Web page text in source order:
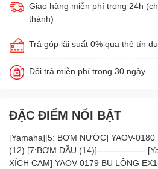
Giao hàng miễn phí trong 24h
thành)
Trả góp lãi suất 0% qua thẻ tín
Đổi trả miễn phí trong 30 ngày
ĐẶC ĐIỂM NỔI BẬT
[Yamaha][5: BƠM NƯỚC] YAOV-
(12) [7:BƠM DẦU (14)]----------------
XÍCH CAM] YAOV-0179 BU LÔNG